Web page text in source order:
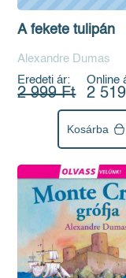
A fekete tulipán
Alexandre Dumas
Eredeti ár:
2 999 Ft
Online
2
Kosárba